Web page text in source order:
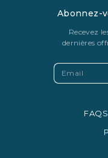
Abonnez-
Recevez
dernières
FAQS